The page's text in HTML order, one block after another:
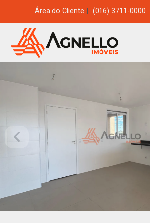
Área do Cliente (016) 3711-0000